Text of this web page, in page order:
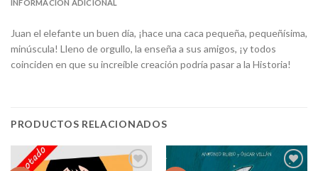
INFORMACIÓN ADICIONAL
Juan el elefante un buen día, ¡hace una caca pequeña, pequeñísima,
minúscula! Lleno de orgullo, la enseña a sus amigos, ¡y todos
coinciden en que su increíble creación podría pasar a la Historia!
PRODUCTOS RELACIONADOS